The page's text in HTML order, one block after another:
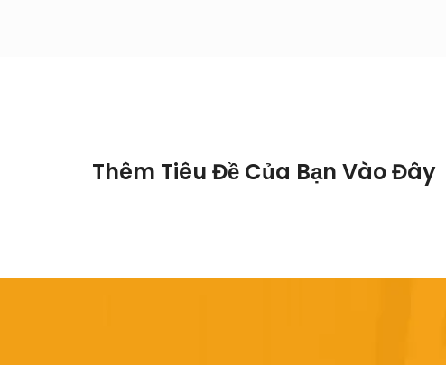
Thêm Tiêu Đề Của Bạn Vào Đây